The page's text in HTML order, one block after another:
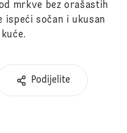
mrkve bez orašastih
ispeći sočan i ukusan
Podijelite